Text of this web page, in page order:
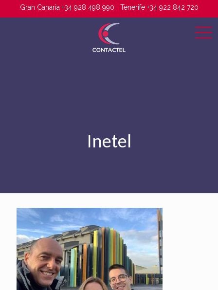
Gran Canaria +34 928 498 990 Tenerife +34 922 842 720
Inetel